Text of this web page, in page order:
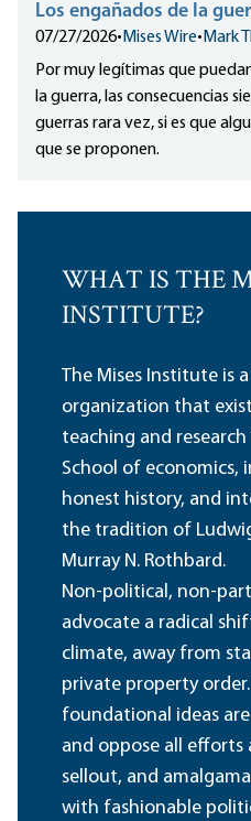
Los engañados de la
07/27/2026• Mises Wire• Mark
Por muy legítimas que
la guerra, las consecuencias
guerras rara vez, si es que
que se proponen.
WHAT IS THE
INSTITUTE?
The Mises Institute is
organization that
teaching and
School of economics,
honest history, and
the tradition of
Murray N. Rothbard.
Non-political, non-
advocate a radical
climate, away from
private property
foundational ideas
and oppose all efforts
sellout, and
with fashionable